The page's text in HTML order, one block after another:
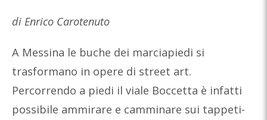
di Enrico Carotenuto
A Messina le buche dei marciapiedi si
trasformano in opere di street art.
Percorrendo a piedi il viale Boccetta è infatti
possibile ammirare e camminare sui tappeti-